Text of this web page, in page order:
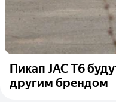
Пикап JAC T6
другим брендом